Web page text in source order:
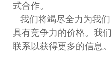
式合作。
我们将竭尽全力为我
具有竞争力的价格。我
联系以获得更多的信息